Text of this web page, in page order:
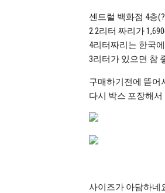
센트럴 백화점 4층
2.2리터 짜리가
4리터짜리는 한국
3리터가 있으면 참
구매하기전에 뜯어
다시 박스 포장해
사이즈가 아담하네